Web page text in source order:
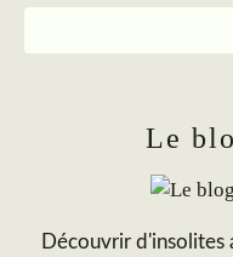
Le
Découvrir d'insolites